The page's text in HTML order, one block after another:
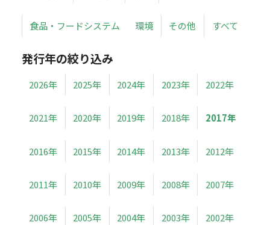
食品・フードシステム 環境 その他 すべて
発行年の絞り込み
2026年 2025年 2024年 2023年 2022年
2021年 2020年 2019年 2018年 2017年
2016年 2015年 2014年 2013年 2012年
2011年 2010年 2009年 2008年 2007年
2006年 2005年 2004年 2003年 2002年